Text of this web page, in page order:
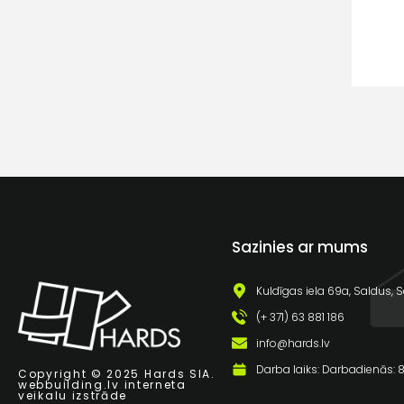
Copyright © 2025 Hards SIA.
webbuilding.lv interneta
veikalu izstrāde
Sazinies ar mums
Kuldīgas iela 69a, Saldus,
(+ 371) 63 881 186
info@hards.lv
Darba laiks: Darbadienās: